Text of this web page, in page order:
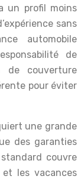
un profil moins
sans
automobile
de
de couverture
pour éviter
une grande
des garanties
couvre
les vacances